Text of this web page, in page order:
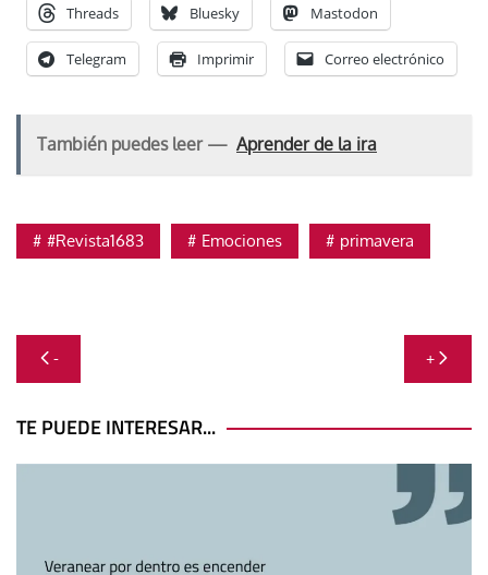
Threads Bluesky Mastodon
Telegram Imprimir Correo electrónico
También puedes leer — Aprender de la ira
#Revista1683 Emociones primavera
Navegación
de
entradas
- +
TE PUEDE INTERESAR...